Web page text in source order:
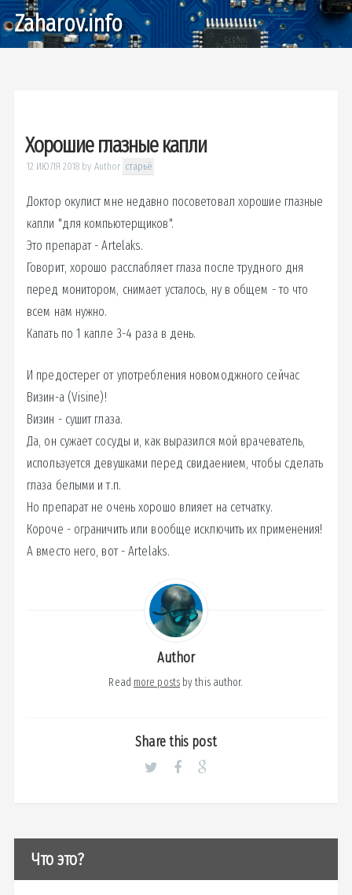
Zaharov.info
Хорошие глазные капли
12 ИЮЛЯ 2018 by Author старьё
Доктор окулист мне недавно посоветовал хорошие глазные
капли "для компьютерщиков".
Это препарат - Artelaks.
Говорит, хорошо расслабляет глаза после трудного дня
перед монитором, снимает усталось, ну в общем - то что
всем нам нужно.
Капать по 1 капле 3-4 раза в день.
И предостерег от употребления новомоджного сейчас
Визин-а (Visine)!
Визин - сушит глаза.
Да, он сужает сосуды и, как выразился мой врачеватель,
используется девушками перед свидаением, чтобы сделать
глаза белыми и т.п.
Но препарат не очень хорошо влияет на сетчатку.
Короче - ограничить или вообще исключить их применения!
А вместо него, вот - Artelaks.
Author
Read more postsby this author.
Share this post
Что это?